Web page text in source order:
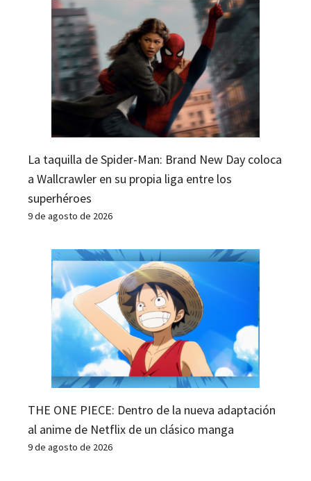
La taquilla de Spider-Man: Brand New Day coloca
a Wallcrawler en su propia liga entre los
superhéroes
9 de agosto de 2026
THE ONE PIECE: Dentro de la nueva adaptación
al anime de Netflix de un clásico manga
9 de agosto de 2026